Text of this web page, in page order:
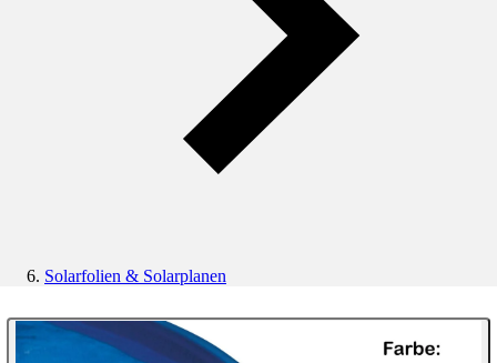
Solarfolien & Solarplanen